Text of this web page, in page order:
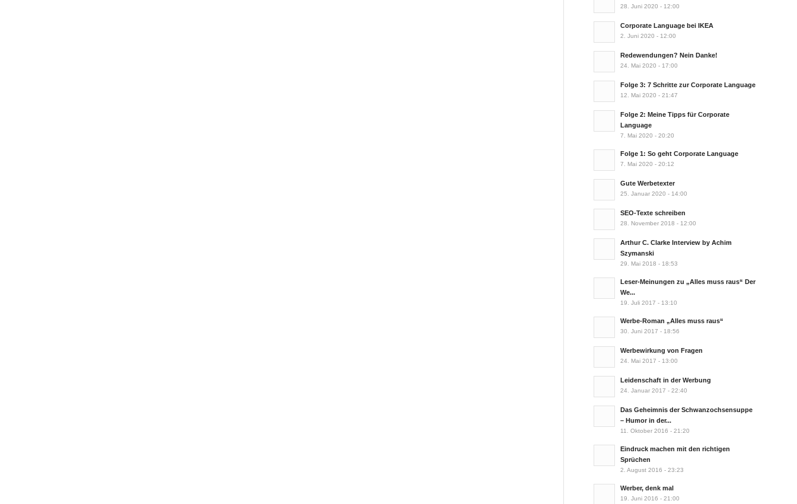
28. Juni 2020 - 12:00
Corporate Language bei IKEA
2. Juni 2020 - 12:00
Redewendungen? Nein Danke!
24. Mai 2020 - 17:00
Folge 3: 7 Schritte zur Corporate Language
12. Mai 2020 - 21:47
Folge 2: Meine Tipps für Corporate
Language
7. Mai 2020 - 20:20
Folge 1: So geht Corporate Language
7. Mai 2020 - 20:12
Gute Werbetexter
25. Januar 2020 - 14:00
SEO-Texte schreiben
28. November 2018 - 12:00
Arthur C. Clarke Interview by Achim
Szymanski
29. Mai 2018 - 18:53
Leser-Meinungen zu „Alles muss raus“ Der
We...
19. Juli 2017 - 13:10
Werbe-Roman „Alles muss raus“
30. Juni 2017 - 18:56
Werbewirkung von Fragen
24. Mai 2017 - 13:00
Leidenschaft in der Werbung
24. Januar 2017 - 22:40
Das Geheimnis der Schwanzochsensuppe
– Humor in der...
11. Oktober 2016 - 21:20
Eindruck machen mit den richtigen
Sprüchen
2. August 2016 - 23:23
Werber, denk mal
19. Juni 2016 - 21:00